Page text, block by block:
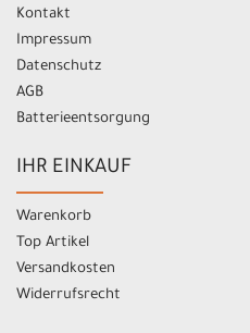
Kontakt
Impressum
Datenschutz
AGB
Batterieentsorgung
IHR EINKAUF
Warenkorb
Top Artikel
Versandkosten
Widerrufsrecht